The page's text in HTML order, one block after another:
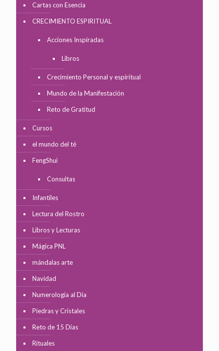
Cartas con Esencia
CRECIMIENTO ESPIRITUAL
Acciones Inspiradas
Libros
Crecimiento Personal y espiritual
Mundo de la Manifestación
Reto de Gratitud
Cursos
el mundo del té
FengShui
Consultas
Infantiles
Lectura del Rostro
Libros y Lecturas
Mágica PNL
mándalas arte
Navidad
Numerología al Día
Piedras y Cristales
Reto de 15 Días
Rituales